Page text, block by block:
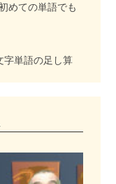
めての単語でも
字単語の足し算